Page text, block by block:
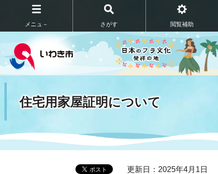
メニュ－ さがす 閲覧補助
住宅用家屋証明について
更新日：2025年4月1日